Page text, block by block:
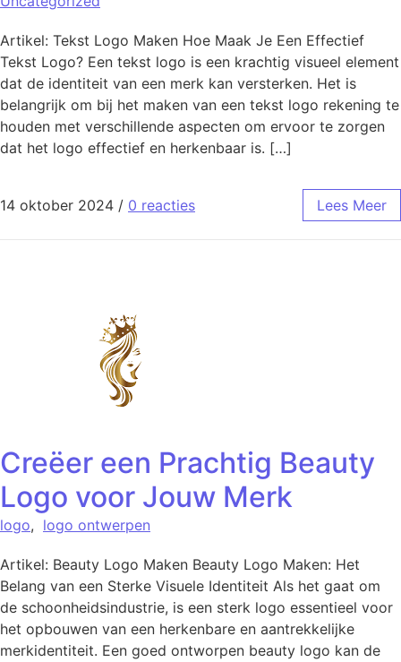
Artikel: Tekst Logo Maken Hoe Maak Je Een Effectief
Tekst Logo? Een tekst logo is een krachtig visueel element
dat de identiteit van een merk kan versterken. Het is
belangrijk om bij het maken van een tekst logo rekening te
houden met verschillende aspecten om ervoor te zorgen
dat het logo effectief en herkenbaar is. […]
14 oktober 2024 / 0 reacties Lees Meer
Creëer een Prachtig Beauty
Logo voor Jouw Merk
logo, logo ontwerpen
Artikel: Beauty Logo Maken Beauty Logo Maken: Het
Belang van een Sterke Visuele Identiteit Als het gaat om
de schoonheidsindustrie, is een sterk logo essentieel voor
het opbouwen van een herkenbare en aantrekkelijke
merkidentiteit. Een goed ontworpen beauty logo kan de